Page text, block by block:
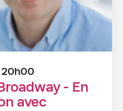
20h00
- En
avec